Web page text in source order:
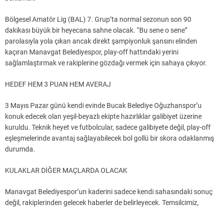
Bölgesel Amatör Lig (BAL) 7. Grup’ta normal sezonun son 90
dakikası büyük bir heyecana sahne olacak. “Bu sene o sene”
parolasıyla yola çıkan ancak direkt şampiyonluk şansını elinden
kaçıran Manavgat Belediyespor, play-off hattındaki yerini
sağlamlaştırmak ve rakiplerine gözdağı vermek için sahaya çıkıyor.
HEDEF HEM 3 PUAN HEM AVERAJ
3 Mayıs Pazar günü kendi evinde Bucak Belediye Oğuzhanspor’u
konuk edecek olan yeşil-beyazlı ekipte hazırlıklar galibiyet üzerine
kuruldu. Teknik heyet ve futbolcular, sadece galibiyete değil, play-off
eşleşmelerinde avantaj sağlayabilecek bol gollü bir skora odaklanmış
durumda.
KULAKLAR DİĞER MAÇLARDA OLACAK
Manavgat Belediyespor’un kaderini sadece kendi sahasındaki sonuç
değil, rakiplerinden gelecek haberler de belirleyecek. Temsilcimiz,